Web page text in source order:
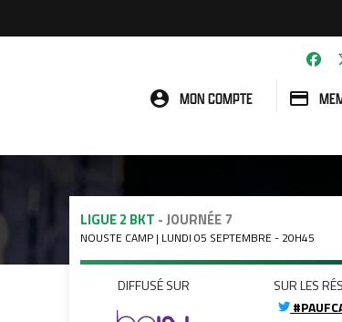
MON COMPTE
LIGUE 2 BKT - JOURNÉE 7
NOUSTE CAMP | LUNDI 05 SEPTEMBRE - 20H45
DIFFUSÉ SUR
SUR LES